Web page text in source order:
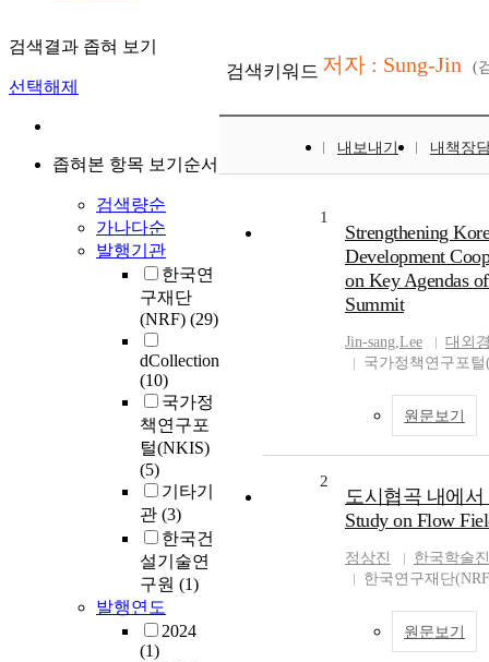
검색결과 좁혀 보기
선택해제
좁혀본 항목 보기순서
검색량순
가나다순
발행기관
한국연
구재단
(NRF) (29)
dCollection
(10)
국가정
책연구포
털(NKIS)
(5)
기타기
관 (3)
한국건
설기술연
구원 (1)
발행연도
2024
(1)
검색키워드 저자 : Sung-Jin (
내보내기 내책장
1
Strengthening
Development
on Key Agendas
Summit
Jin-sang,Lee
대외
국가정책연구포
원문보기
2
도시협곡 내에
Study on Flow
정상진
한국학술
한국연구재단
원문보기